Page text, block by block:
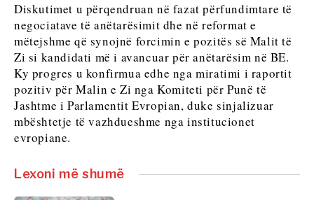
Shkencë
Minierat
Shitje me pakicë
Teknologji
Telekom
Turizëm
Transport
Tregti
Shitje
me
pakicë
Qëndrueshmëri
Teknologji
Telekom
Turizëm
Tregti
Diskutimet u përqendruan në fazat përfundimtare të
negociatave të anëtarësimit dhe në reformat e
mëtejshme që synojnë forcimin e pozitës së Malit të
Zi si kandidati më i avancuar për anëtarësim në BE.
Ky progres u konfirmua edhe nga miratimi i raportit
pozitiv për Malin e Zi nga Komiteti për Punë të
Jashtme i Parlamentit Evropian, duke sinjalizuar
mbështetje të vazhdueshme nga institucionet
evropiane.
Lexoni më shumë